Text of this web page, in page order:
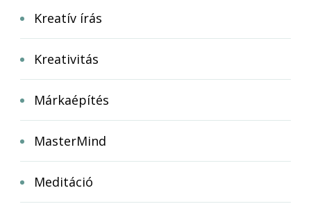
Kreatív írás
Kreativitás
Márkaépítés
MasterMind
Meditáció